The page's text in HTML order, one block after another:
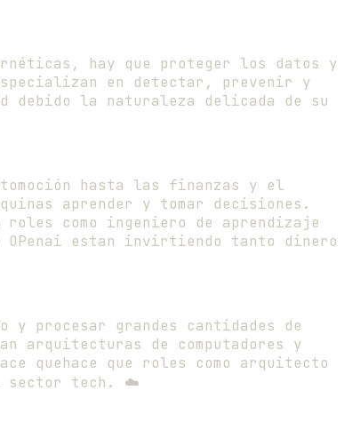
hay que proteger los datos y
en detectar, prevenir y
debido la naturaleza delicada de su
hasta las finanzas y el
aprender y tomar decisiones.
roles como ingeniero de aprendizaje
OPenai estan invirtiendo tanto dinero
y procesar grandes cantidades de
arquitecturas de computadores y
quehace que roles como arquitecto
sector tech. ☁️